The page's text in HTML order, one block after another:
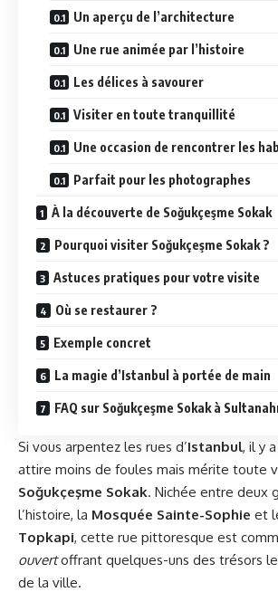
Un aperçu de l’architecture
Une rue animée par l’histoire
Les délices à savourer
Visiter en toute tranquillité
Une occasion de rencontrer les
Parfait pour les photographes
À la découverte de Soğukçeşme Sokak
Pourquoi visiter Soğukçeşme Sokak ?
Astuces pratiques pour votre visite
Où se restaurer ?
Exemple concret
La magie d’Istanbul à portée de main
FAQ sur Soğukçeşme Sokak à
Si vous arpentez les rues d’Istanbul, il y
attire moins de foules mais mérite toute
Soğukçeşme Sokak. Nichée entre deux
l’histoire, la Mosquée Sainte-Sophie et
Topkapi, cette rue pittoresque est
ouvertoffrant quelques-uns des trésors
de la ville.